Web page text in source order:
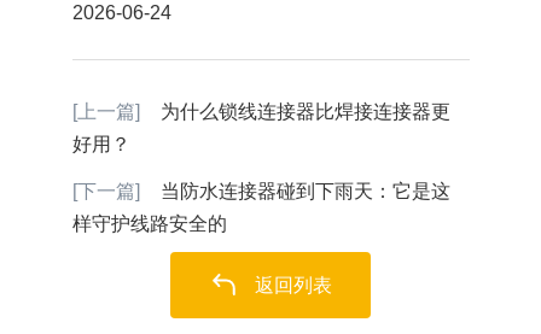
2026-06-24
[上一篇]
为什么锁线连接器比焊接连接器更
好用？
[下一篇]
当防水连接器碰到下雨天：它是这
样守护线路安全的
返回列表